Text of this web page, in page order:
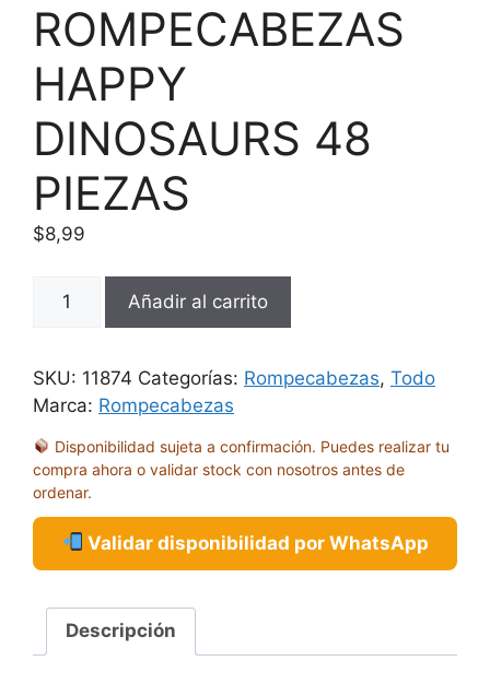
ROMPECABEZAS
HAPPY
DINOSAURS 48
PIEZAS
$8,99
HAPPY
48
PIEZAS
Añadir al carrito
SKU: 11874 Categorías: Rompecabezas, Todo
Marca: Rompecabezas
Disponibilidad sujeta a confirmación. Puedes realizar tu
compra ahora o validar stock con nosotros antes de
ordenar.
Validar disponibilidad por WhatsApp
Descripción